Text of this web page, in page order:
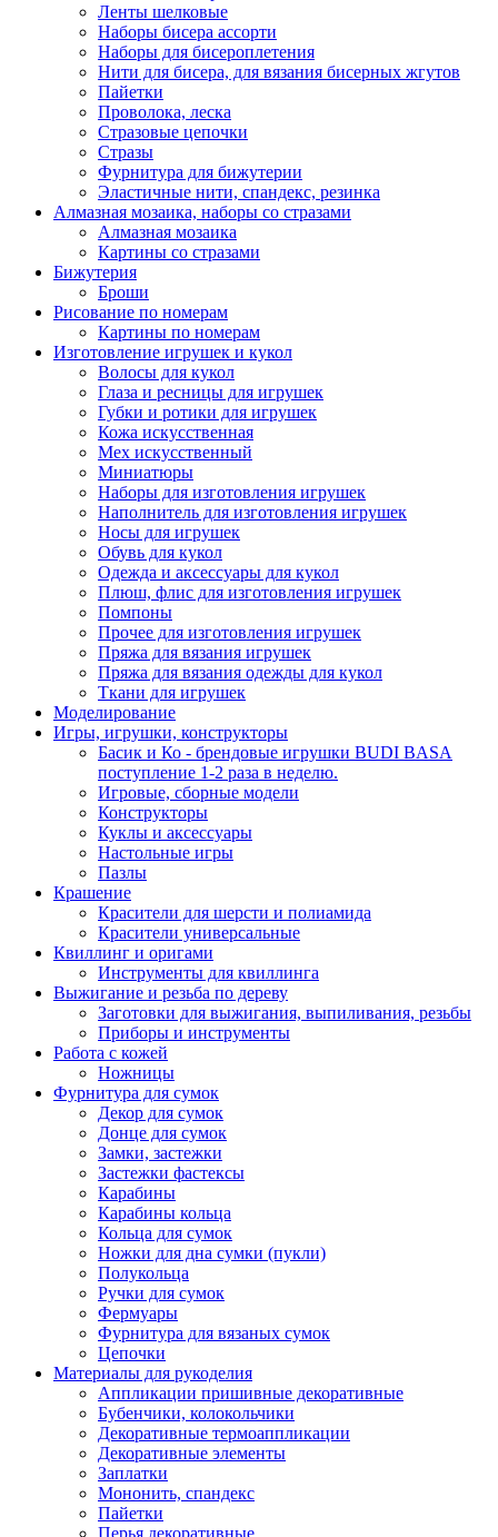
Ленты шелковые
Наборы бисера ассорти
Наборы для бисероплетения
Нити для бисера, для вязания бисерных жгутов
Пайетки
Проволока, леска
Стразовые цепочки
Стразы
Фурнитура для бижутерии
Эластичные нити, спандекс, резинка
Алмазная мозаика, наборы со стразами
Алмазная мозаика
Картины co стразами
Бижутерия
Броши
Рисование по номерам
Картины по номерам
Изготовление игрушек и кукол
Волосы для кукол
Глаза и ресницы для игрушек
Губки и ротики для игрушек
Кожа искусственная
Мех искусственный
Миниатюры
Наборы для изготовления игрушек
Наполнитель для изготовления игрушек
Носы для игрушек
Обувь для кукол
Одежда и аксессуары для кукол
Плюш, флис для изготовления игрушек
Помпоны
Прочее для изготовления игрушек
Пряжа для вязания игрушек
Пряжа для вязания одежды для кукол
Ткани для игрушек
Моделирование
Игры, игрушки, конструкторы
Басик и Ко - брендовые игрушки BUDI BASA
поступление 1-2 раза в неделю.
Игровые, сборные модели
Конструкторы
Куклы и аксессуары
Настольные игры
Пазлы
Крашение
Красители для шерсти и полиамида
Красители универсальные
Квиллинг и оригами
Инструменты для квиллинга
Выжигание и резьба по дереву
Заготовки для выжигания, выпиливания, резьбы
Приборы и инструменты
Работа с кожей
Ножницы
Фурнитура для сумок
Декор для сумок
Донце для сумок
Замки, застежки
Застежки фастексы
Карабины
Карабины кольца
Кольца для сумок
Ножки для дна сумки (пукли)
Полукольца
Ручки для сумок
Фермуары
Фурнитура для вязаных сумок
Цепочки
Материалы для рукоделия
Аппликации пришивные декоративные
Бубенчики, колокольчики
Декоративные термоаппликации
Декоративные элементы
Заплатки
Мононить, спандекс
Пайетки
Перья декоративные